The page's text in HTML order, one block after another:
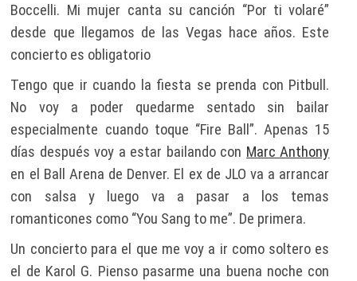
Boccelli. Mi mujer canta su canción “Por ti volaré”
desde que llegamos de las Vegas hace años. Este
concierto es obligatorio
Tengo que ir cuando la fiesta se prenda con Pitbull.
No voy a poder quedarme sentado sin bailar
especialmente cuando toque “Fire Ball”. Apenas 15
días después voy a estar bailando con Marc Anthony
en el Ball Arena de Denver. El ex de JLO va a arrancar
con salsa y luego va a pasar a los temas
romanticones como “You Sang to me”. De primera.
Un concierto para el que me voy a ir como soltero es
el de Karol G. Pienso pasarme una buena noche con